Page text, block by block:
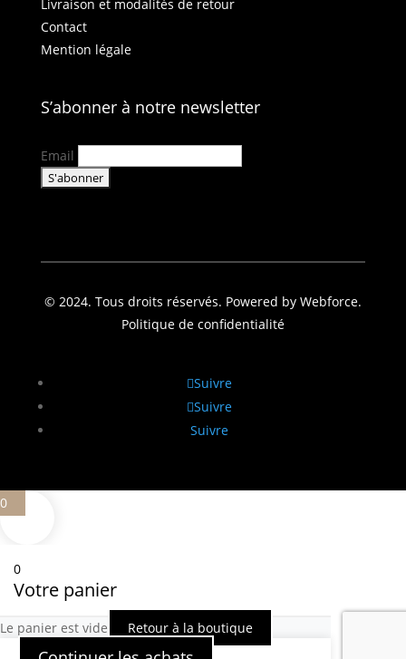
Livraison et modalités de retour
Contact
Mention légale
S’abonner à notre newsletter
Email
© 2024. Tous droits réservés. Powered by Webforce.
Politique de confidentialité
Suivre
Suivre
Suivre
0
0
Votre panier
Le panier est vide Retour à la boutique